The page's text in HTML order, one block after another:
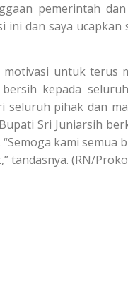
pemerintah
dan saya
untuk terus
kepada
pihak dan
Sri Juniarsih
kami
tandasnya. (RN/